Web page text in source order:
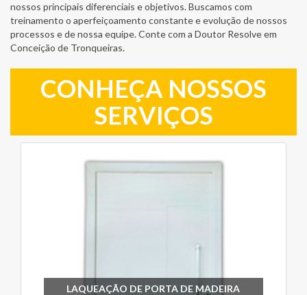
nossos principais diferenciais e objetivos. Buscamos com
treinamento o aperfeiçoamento constante e evolução de nossos
processos e de nossa equipe. Conte com a Doutor Resolve em
Conceição de Tronqueiras.
CONHEÇA NOSSOS
SERVIÇOS
LAQUEAÇÃO DE PORTA DE MADEIRA